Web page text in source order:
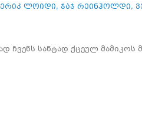
ერიკ ლოიდი, ჯაჯ რეინჰოლდი,
სანტად ქცეულ მამიკოს